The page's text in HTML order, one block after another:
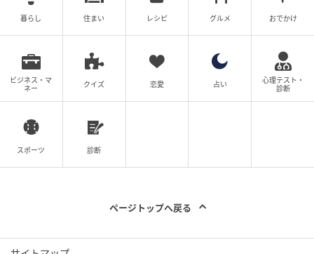
暮らし 住まい レシピ グルメ おでかけ
ビジネス・マ
ネー
クイズ 恋愛 占い
心理テスト・
診断
スポーツ 診断
ページトップへ戻る